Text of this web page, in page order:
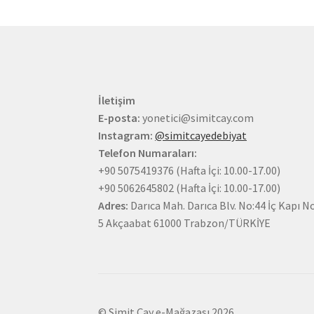
İletişim
E-posta: yonetici@simitcay.com
Instagram: @simitcayedebiyat
Telefon Numaraları:
+90 5075419376 (Hafta İçi: 10.00-17.00)
+90 5062645802 (Hafta İçi: 10.00-17.00)
Adres: Darıca Mah. Darıca Blv. No:44 İç Kapı
5 Akçaabat 61000 Trabzon/TÜRKİYE